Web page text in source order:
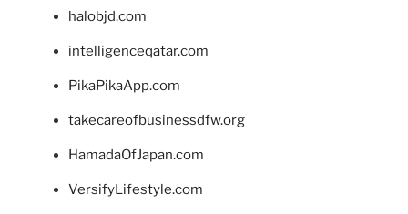
halobjd.com
intelligenceqatar.com
PikaPikaApp.com
takecareofbusinessdfw.org
HamadaOfJapan.com
VersifyLifestyle.com